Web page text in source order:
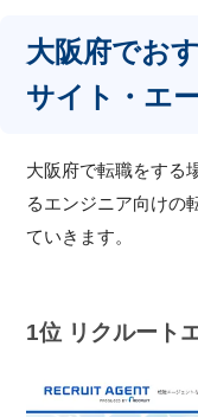
大阪府でお
サイト・エ
大阪府で転職をする
るエンジニア向けの
ていきます。
1位 リクルート